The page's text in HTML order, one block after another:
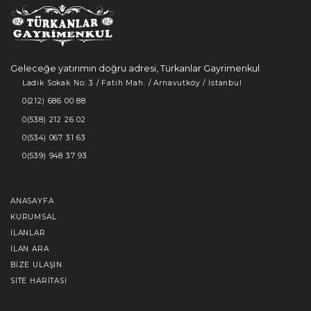
Geleceğe yatırımın doğru adresi, Türkanlar Gayrimenkul
Ladik Sokak No: 3 / Fatih Mah. / Arnavutköy / İstanbul
0(212) 686 00 88
0(538) 212 26 02
0(534) 067 31 63
0(539) 948 37 93
ANASAYFA
KURUMSAL
İLANLAR
İLAN ARA
BIZE ULAŞIN
SITE HARITASI